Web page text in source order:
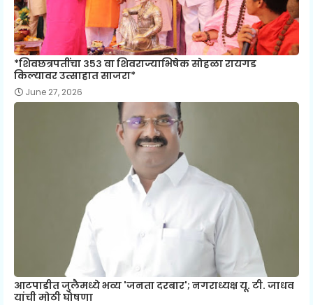
*शिवछत्रपतींचा ३५३ वा शिवराज्याभिषेक सोहळा रायगड
किल्यावर उत्साहात साजरा*
June 27, 2026
आटपाडीत जुलैमध्ये भव्य 'जनता दरबार'; नगराध्यक्ष यू. टी. जाधव
यांची मोठी घोषणा